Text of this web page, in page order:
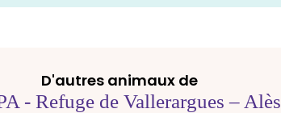
D'autres animaux de
- Refuge de Vallerargues – Alès